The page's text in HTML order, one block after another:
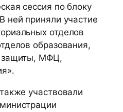
сессия по блоку
ней приняли участие
отделов
образования,
защиты, МФЦ,
участвовали